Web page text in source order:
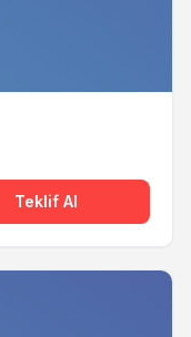
Teklif Al